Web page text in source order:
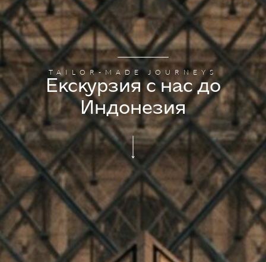
TAILOR-MADE JOURNEYS
Екскурзия с нас до
Индонезия